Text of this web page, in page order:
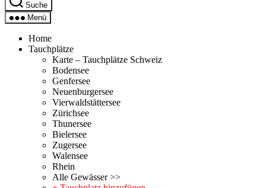
Suche
Menü
Home
Tauchplätze
Karte – Tauchplätze Schweiz
Bodensee
Genfersee
Neuenburgersee
Vierwaldstättersee
Zürichsee
Thunersee
Bielersee
Zugersee
Walensee
Rhein
Alle Gewässer >>